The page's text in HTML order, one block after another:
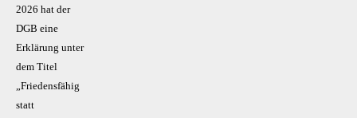
2026 hat der
DGB eine
Erklärung unter
dem Titel
„Friedensfähig
statt